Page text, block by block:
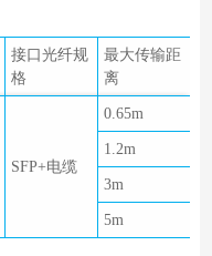
接口光纤规
格
最大传输距
离
SFP+电缆
0.65m
1.2m
3m
5m